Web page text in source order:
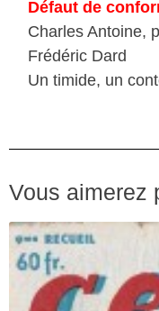
Défaut de
Charles Antoine,
Frédéric Dard
Un timide, un
Vous aimerez